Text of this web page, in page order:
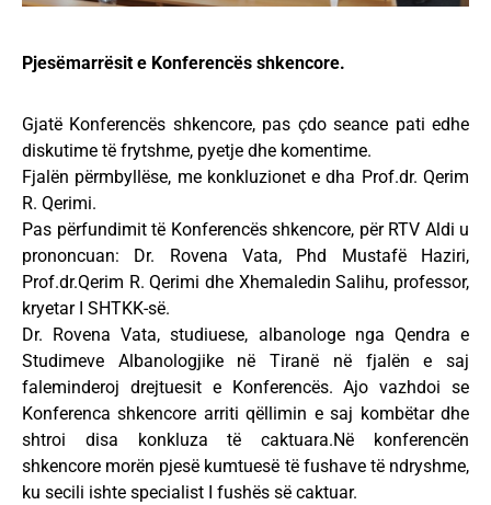
Pjesëmarrësit e Konferencës shkencore.
Gjatë Konferencës shkencore, pas çdo seance pati edhe
diskutime të frytshme, pyetje dhe komentime.
Fjalën përmbyllëse, me konkluzionet e dha Prof.dr. Qerim
R. Qerimi.
Pas përfundimit të Konferencës shkencore, për RTV Aldi u
prononcuan: Dr. Rovena Vata, Phd Mustafë Haziri,
Prof.dr.Qerim R. Qerimi dhe Xhemaledin Salihu, professor,
kryetar I SHTKK-së.
Dr. Rovena Vata, studiuese, albanologe nga Qendra e
Studimeve Albanologjike në Tiranë në fjalën e saj
faleminderoj drejtuesit e Konferencës. Ajo vazhdoi se
Konferenca shkencore arriti qëllimin e saj kombëtar dhe
shtroi disa konkluza të caktuara.Në konferencën
shkencore morën pjesë kumtuesë të fushave të ndryshme,
ku secili ishte specialist I fushës së caktuar.